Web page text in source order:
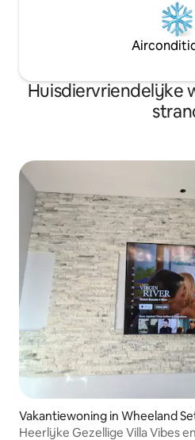
Huisdiervriendelijke
Vakantiewoning in Wheeland
Heerlijke Gezellige Villa Vibes